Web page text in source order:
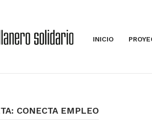
INICIO
CONECTA EMPLEO